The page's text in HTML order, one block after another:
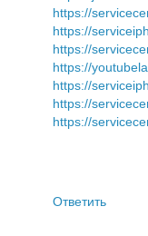
https://
https://
https://
https://
https://
https://
https://
Ответить